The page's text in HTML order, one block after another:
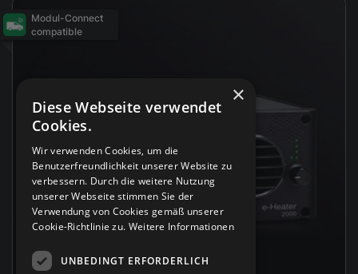
Modul-Connect
compatible
×
Diese Webseite verwendet
Cookies.
Wir verwenden Cookies, um die
Benutzerfreundlichkeit unserer Website zu
verbessern. Durch die weitere Nutzung
unserer Webseite stimmen Sie der
Verwendung von Cookies gemäß unserer
Cookie-Richtlinie zu. Weitere Informationen
UNBEDINGT ERFORDERLICH